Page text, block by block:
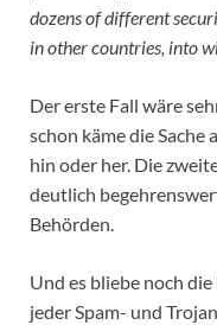
dozens of different
in other countries, into
Der erste Fall wäre
schon käme die
hin oder her. Die
deutlich
Behörden.
Und es bliebe noch
jeder Spam- und